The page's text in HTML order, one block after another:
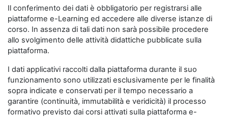
Il conferimento dei dati è obbligatorio per registrarsi alle
piattaforme e-Learning ed accedere alle diverse istanze di
corso. In assenza di tali dati non sarà possibile procedere
allo svolgimento delle attività didattiche pubblicate sulla
piattaforma.
I dati applicativi raccolti dalla piattaforma durante il suo
funzionamento sono utilizzati esclusivamente per le finalità
sopra indicate e conservati per il tempo necessario a
garantire (continuità, immutabilità e veridicità) il processo
formativo previsto dai corsi attivati sulla piattaforma e-